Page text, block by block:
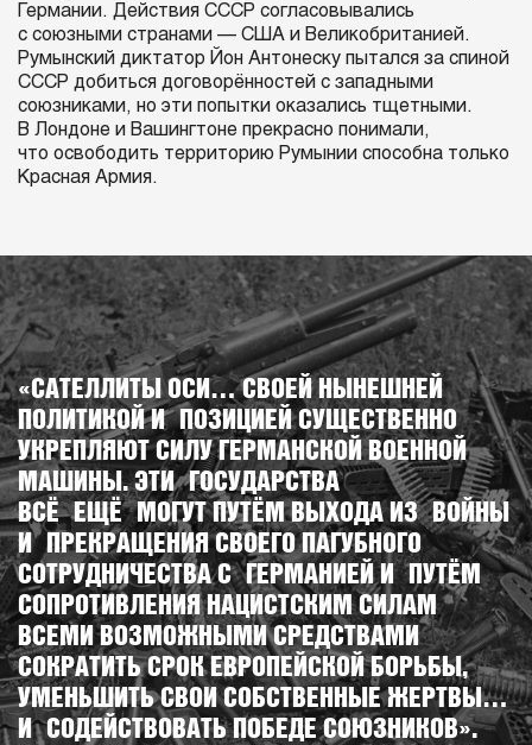
Германии. Действия СССР согласовывались
с союзными странами — США и Великобританией.
Румынский диктатор Йон Антонеску пытался за спиной
СССР добиться договорённостей с западными
союзниками, но эти попытки оказались тщетными.
В Лондоне и Вашингтоне прекрасно понимали,
что освободить территорию Румынии способна только
Красная Армия.
«САТЕЛЛИТЫ ОСИ… СВОЕЙ НЫНЕШНЕЙ
ПОЛИТИКОЙ И ПОЗИЦИЕЙ СУЩЕСТВЕННО
УКРЕПЛЯЮТ СИЛУ ГЕРМАНСКОЙ ВОЕННОЙ
МАШИНЫ. ЭТИ ГОСУДАРСТВА
ВСЁ ЕЩЁ МОГУТ ПУТЁМ ВЫХОДА ИЗ ВОЙНЫ
И ПРЕКРАЩЕНИЯ СВОЕГО ПАГУБНОГО
СОТРУДНИЧЕСТВА С ГЕРМАНИЕЙ И ПУТЁМ
СОПРОТИВЛЕНИЯ НАЦИСТСКИМ СИЛАМ
ВСЕМИ ВОЗМОЖНЫМИ СРЕДСТВАМИ
СОКРАТИТЬ СРОК ЕВРОПЕЙСКОЙ БОРЬБЫ,
УМЕНЬШИТЬ СВОИ СОБСТВЕННЫЕ ЖЕРТВЫ…
И СОДЕЙСТВОВАТЬ ПОБЕДЕ СОЮЗНИКОВ».